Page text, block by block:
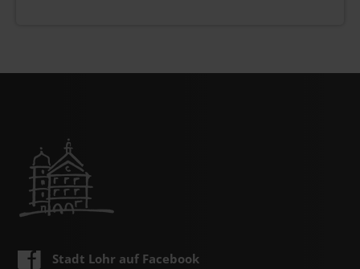
Stadt Lohr auf Facebook